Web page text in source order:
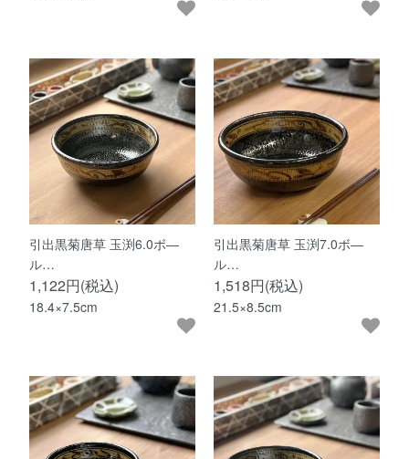
引出黒菊唐草 玉渕6.0ボ―
ル…
1,122円(税込)
18.4×7.5cm
引出黒菊唐草 玉渕7.0ボ―
ル…
1,518円(税込)
21.5×8.5cm